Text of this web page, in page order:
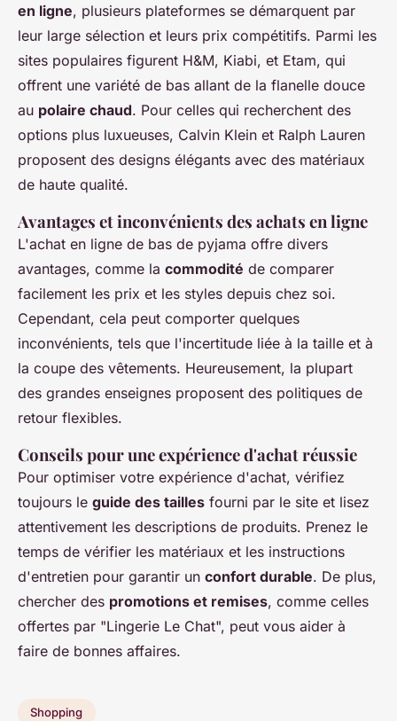
en ligne, plusieurs plateformes se démarquent par
leur large sélection et leurs prix compétitifs. Parmi les
sites populaires figurent H&M, Kiabi, et Etam, qui
offrent une variété de bas allant de la flanelle douce
au polaire chaud. Pour celles qui recherchent des
options plus luxueuses, Calvin Klein et Ralph Lauren
proposent des designs élégants avec des matériaux
de haute qualité.
Avantages et inconvénients des achats en ligne
L'achat en ligne de bas de pyjama offre divers
avantages, comme la commodité de comparer
facilement les prix et les styles depuis chez soi.
Cependant, cela peut comporter quelques
inconvénients, tels que l'incertitude liée à la taille et à
la coupe des vêtements. Heureusement, la plupart
des grandes enseignes proposent des politiques de
retour flexibles.
Conseils pour une expérience d'achat réussie
Pour optimiser votre expérience d'achat, vérifiez
toujours le guide des tailles fourni par le site et lisez
attentivement les descriptions de produits. Prenez le
temps de vérifier les matériaux et les instructions
d'entretien pour garantir un confort durable. De plus,
chercher des promotions et remises, comme celles
offertes par "Lingerie Le Chat", peut vous aider à
faire de bonnes affaires.
Shopping